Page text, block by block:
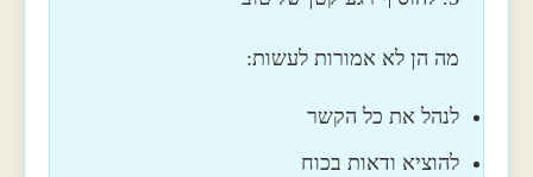
מה הן לא אמורות לעשות:
לנהל את כל הקשר
להוציא ודאות בכוח